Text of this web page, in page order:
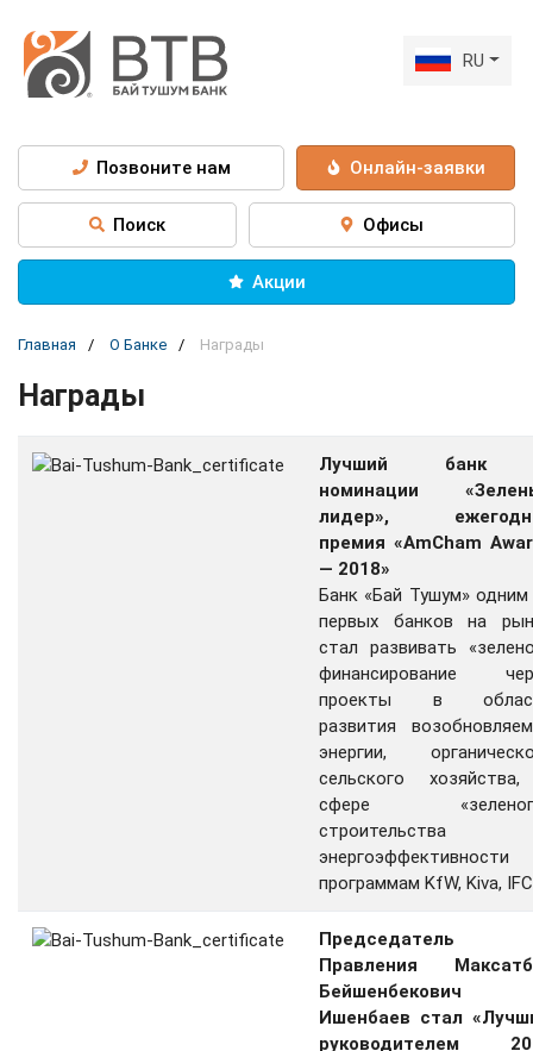
RU
Позвоните нам Онлайн-заявки
Поиск Офисы
Акции
Главная О Банке Награды
Награды
Лучший банк
номинации
лидер»,
премия «AmCham
— 2018»
Банк «Бай Тушум» одним
первых банков на
стал развивать
финансирование
проекты в
развития
энергии,
сельского
сфере
строительства
энергоэффективности
программам KfW, Kiva,
Председатель
Правления
Бейшенбекович
Ишенбаев стал
руководителем